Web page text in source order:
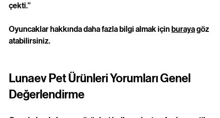
çekti.”
Oyuncaklar hakkında daha fazla bilgi almak için buraya göz
atabilirsiniz.
Lunaev Pet Ürünleri Yorumları Genel
Değerlendirme